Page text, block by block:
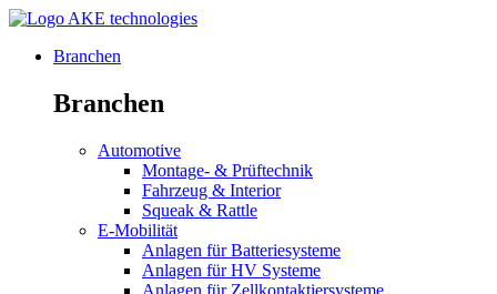
Branchen
Branchen
Automotive
Montage- & Prüftechnik
Fahrzeug & Interior
Squeak & Rattle
E-Mobilität
Anlagen für Batteriesysteme
Anlagen für HV Systeme
Anlagen für Zellkontaktiersysteme